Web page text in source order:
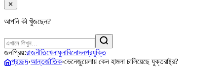
✕
আপনি কী খুঁজছেন?
জনপ্রিয়:রাজনীতিখেলাধুলাবিনোদনপ্রযুক্তি
প্রচ্ছদ›আন্তর্জাতিক›ভেনেজুয়েলায় কেন হামলা চালিয়েছে যুক্তরাষ্ট্র?